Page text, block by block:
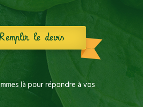
Remplir le devis
là pour répondre à vos